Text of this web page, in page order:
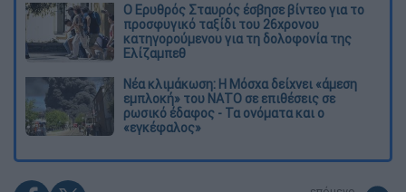
Ο Ερυθρός Σταυρός έσβησε βίντεο για το
προσφυγικό ταξίδι του 26χρονου
κατηγορούμενου για τη δολοφονία της
Ελίζαμπεθ
Νέα κλιμάκωση: Η Μόσχα δείχνει «άμεση
εμπλοκή» του ΝΑΤΟ σε επιθέσεις σε
ρωσικό έδαφος - Τα ονόματα και ο
«εγκέφαλος»